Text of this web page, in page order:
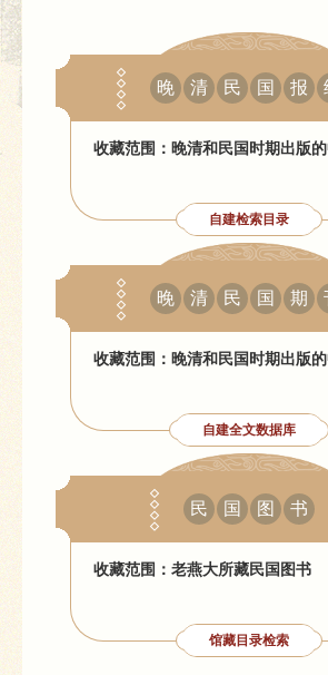
晚 清 民 国 报
收藏范围：晚清和民国时期出版
自建检索目录
晚 清 民 国 期
收藏范围：晚清和民国时期出版
自建全文数据库
民 国 图 书
收藏范围：老燕大所藏民国图书
馆藏目录检索